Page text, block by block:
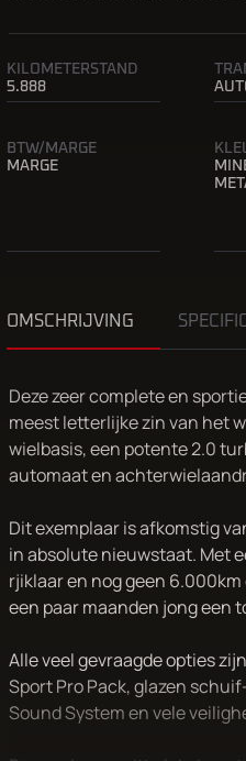
KILOMETERSTAND
5.888
BTW/MARGE
MARGE
OMSCHRIJVING
Deze zeer complete en
meest letterlijke zin van het
wielbasis, een potente 2.0
automaat en
Dit exemplaar is afkomstig
in absolute nieuwstaat. Met
rjiklaar en nog geen
een paar maanden jong een
Alle veel gevraagde opties
Sport Pro Pack, glazen
Sound System en vele